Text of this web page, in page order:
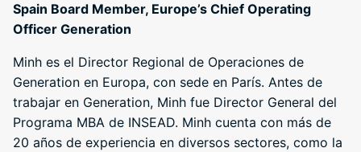
Spain Board Member, Europe’s Chief Operating
Officer Generation
Minh es el Director Regional de Operaciones de
Generation en Europa, con sede en París. Antes de
trabajar en Generation, Minh fue Director General del
Programa MBA de INSEAD. Minh cuenta con más de
20 años de experiencia en diversos sectores, como la